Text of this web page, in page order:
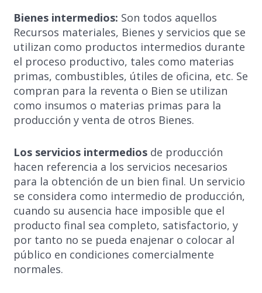
Bienes intermedios: Son todos aquellos
Recursos materiales, Bienes y servicios que se
utilizan como productos intermedios durante
el proceso productivo, tales como materias
primas, combustibles, útiles de oficina, etc. Se
compran para la reventa o Bien se utilizan
como insumos o materias primas para la
producción y venta de otros Bienes.
Los servicios intermediosde producción
hacen referencia a los servicios necesarios
para la obtención de un bien final. Un servicio
se considera como intermedio de producción,
cuando su ausencia hace imposible que el
producto final sea completo, satisfactorio, y
por tanto no se pueda enajenar o colocar al
público en condiciones comercialmente
normales.